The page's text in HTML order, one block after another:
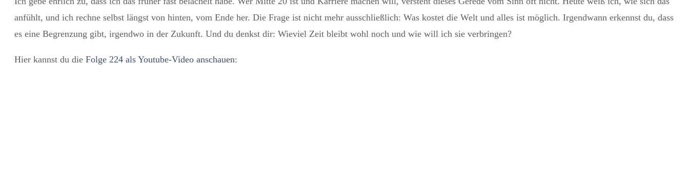
anfühlt, und ich rechne selbst längst von hinten, vom Ende her. Die Frage ist nicht mehr ausschließlich: Was kostet die Welt und alles ist möglich. Irgendwann erkennst du, dass
es eine Begrenzung gibt, irgendwo in der Zukunft. Und du denkst dir: Wieviel Zeit bleibt wohl noch und wie will ich sie verbringen?
Hier kannst du die Folge 224 als Youtube-Video anschauen: